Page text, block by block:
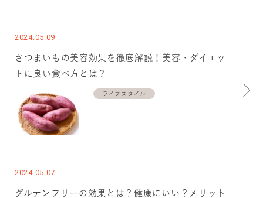
2024.05.09
さつまいもの美容効果を徹底解説！美容・ダイエッ
トに良い食べ方とは？
ライフスタイル
2024.05.07
グルテンフリーの効果とは？健康にいい？メリット